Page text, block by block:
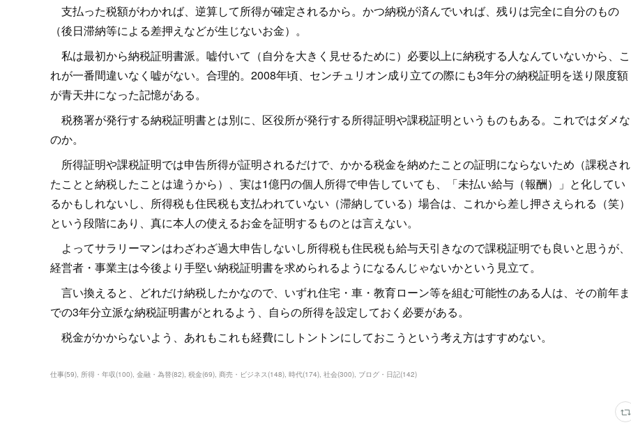
支払った税額がわかれば、逆算して所得が確定されるから。かつ納税が済んでいれば、残りは完全に自分のもの
（後日滞納等による差押えなどが生じないお金）。
私は最初から納税証明書派。嘘付いて（自分を大きく見せるために）必要以上に納税する人なんていないから、こ
れが一番間違いなく嘘がない。合理的。2008年頃、センチュリオン成り立ての際にも3年分の納税証明を送り限度額
が青天井になった記憶がある。
税務署が発行する納税証明書とは別に、区役所が発行する所得証明や課税証明というものもある。これではダメな
のか。
所得証明や課税証明では申告所得が証明されるだけで、かかる税金を納めたことの証明にならないため（課税され
たことと納税したことは違うから）、実は1億円の個人所得で申告していても、「未払い給与（報酬）」と化してい
るかもしれないし、所得税も住民税も支払われていない（滞納している）場合は、これから差し押さえられる（笑）
という段階にあり、真に本人の使えるお金を証明するものとは言えない。
よってサラリーマンはわざわざ過大申告しないし所得税も住民税も給与天引きなので課税証明でも良いと思うが、
経営者・事業主は今後より手堅い納税証明書を求められるようになるんじゃないかという見立て。
言い換えると、どれだけ納税したかなので、いずれ住宅・車・教育ローン等を組む可能性のある人は、その前年ま
での3年分立派な納税証明書がとれるよう、自らの所得を設定しておく必要がある。
税金がかからないよう、あれもこれも経費にしトントンにしておこうという考え方はすすめない。
仕事(59) 所得・年収(100) 金融・為替(82) 税金(69) 商売・ビジネス(148) 時代(174) 社会(300) ブログ・日記(142)